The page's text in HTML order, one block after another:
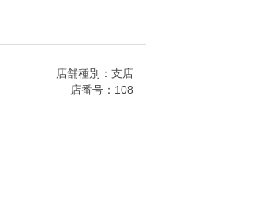
店舗種別：支店
店番号：108